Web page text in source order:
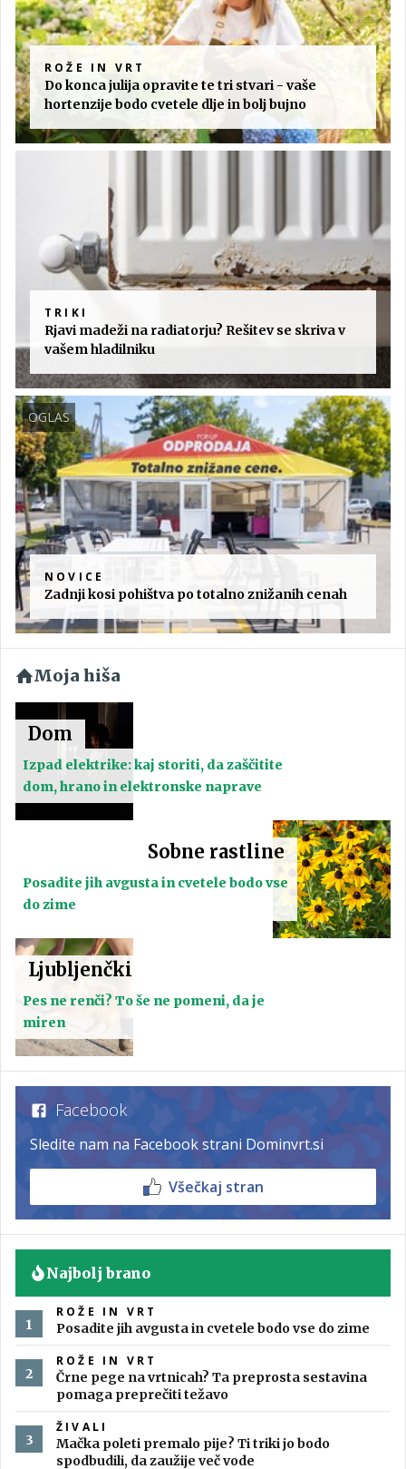
ROŽE IN VRT
Do konca julija opravite te tri stvari - vaše
hortenzije bodo cvetele dlje in bolj bujno
TRIKI
Rjavi madeži na radiatorju? Rešitev se skriva v
vašem hladilniku
OGLAS
NOVICE
Zadnji kosi pohištva po totalno znižanih cenah
Moja hiša
Dom
Izpad elektrike: kaj storiti, da zaščitite
dom, hrano in elektronske naprave
Sobne rastline
Posadite jih avgusta in cvetele bodo vse
do zime
Ljubljenčki
Pes ne renči? To še ne pomeni, da je
miren
Facebook
Sledite nam na Facebook strani Dominvrt.si
Všečkaj stran
Najbolj brano
ROŽE IN VRT
Posadite jih avgusta in cvetele bodo vse do zime
ROŽE IN VRT
Črne pege na vrtnicah? Ta preprosta sestavina
pomaga preprečiti težavo
ŽIVALI
Mačka poleti premalo pije? Ti triki jo bodo
spodbudili, da zaužije več vode